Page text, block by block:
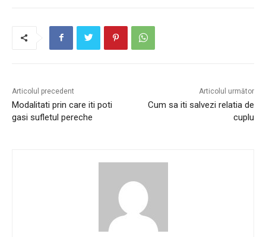
Articolul precedent
Modalitati prin care iti poti
gasi sufletul pereche
Articolul următor
Cum sa iti salvezi relatia de
cuplu